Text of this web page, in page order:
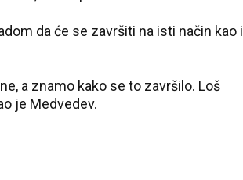
da će se završiti na isti način kao i
a znamo kako se to završilo. Loš
je Medvedev.